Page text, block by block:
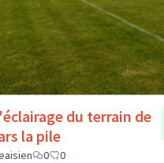
du terrain de
la pile
0 0